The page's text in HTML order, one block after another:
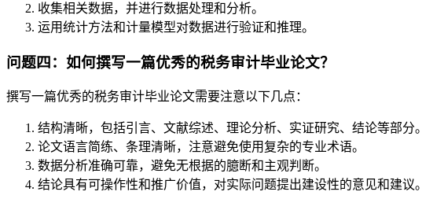
收集相关数据，并进行数据处理和分析。
运用统计方法和计量模型对数据进行验证和推理。
问题四：如何撰写一篇优秀的税务审计毕业论文？
撰写一篇优秀的税务审计毕业论文需要注意以下几点：
结构清晰，包括引言、文献综述、理论分析、实证研究、结论等部分。
论文语言简练、条理清晰，注意避免使用复杂的专业术语。
数据分析准确可靠，避免无根据的臆断和主观判断。
结论具有可操作性和推广价值，对实际问题提出建设性的意见和建议。